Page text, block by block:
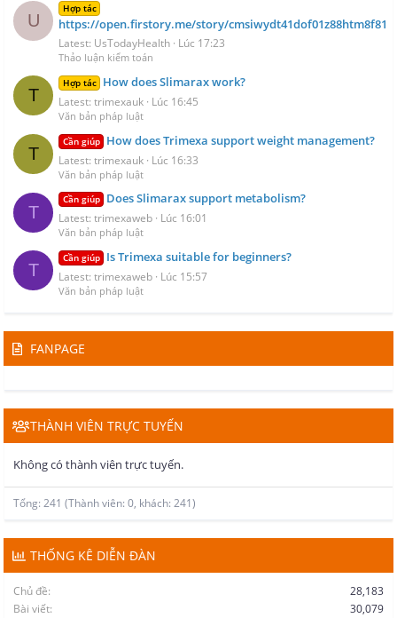
U
Hợp tác
https://open.firstory.me/story/cmsiwydt41dof01z88htm8f81
Latest: UsTodayHealth Lúc 17:23
Thảo luận kiểm toán
T
Hợp tác How does Slimarax work?
Latest: trimexauk Lúc 16:45
Văn bản pháp luật
T
Cần giúp How does Trimexa support weight management?
Latest: trimexauk Lúc 16:33
Văn bản pháp luật
T
Cần giúp Does Slimarax support metabolism?
Latest: trimexaweb Lúc 16:01
Văn bản pháp luật
T
Cần giúp Is Trimexa suitable for beginners?
Latest: trimexaweb Lúc 15:57
Văn bản pháp luật
FANPAGE
THÀNH VIÊN TRỰC TUYẾN
Không có thành viên trực tuyến.
Tổng: 241 (Thành viên: 0, khách: 241)
THỐNG KÊ DIỄN ĐÀN
Chủ đề
28,183
Bài viết
30,079